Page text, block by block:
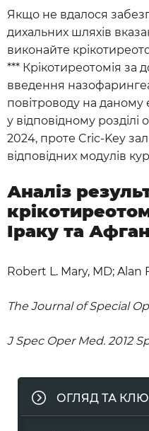
Якщо не вдалося
дихальних шляхів
виконайте
*** Крікотиреотомія за
введення
повітроводу на даному
у відповідному
2024, проте Cric-Key
відповідних модулів
Аналіз
Іраку та
Robert L. Mary, MD; Alan
The Journal of Special
J Spec Oper Med. 2012
ОГЛЯД ТА